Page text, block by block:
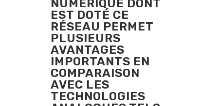
NUMÉRIQUE DONT
EST DOTÉ CE
RÉSEAU PERMET
PLUSIEURS
AVANTAGES
IMPORTANTS EN
COMPARAISON
AVEC LES
TECHNOLOGIES